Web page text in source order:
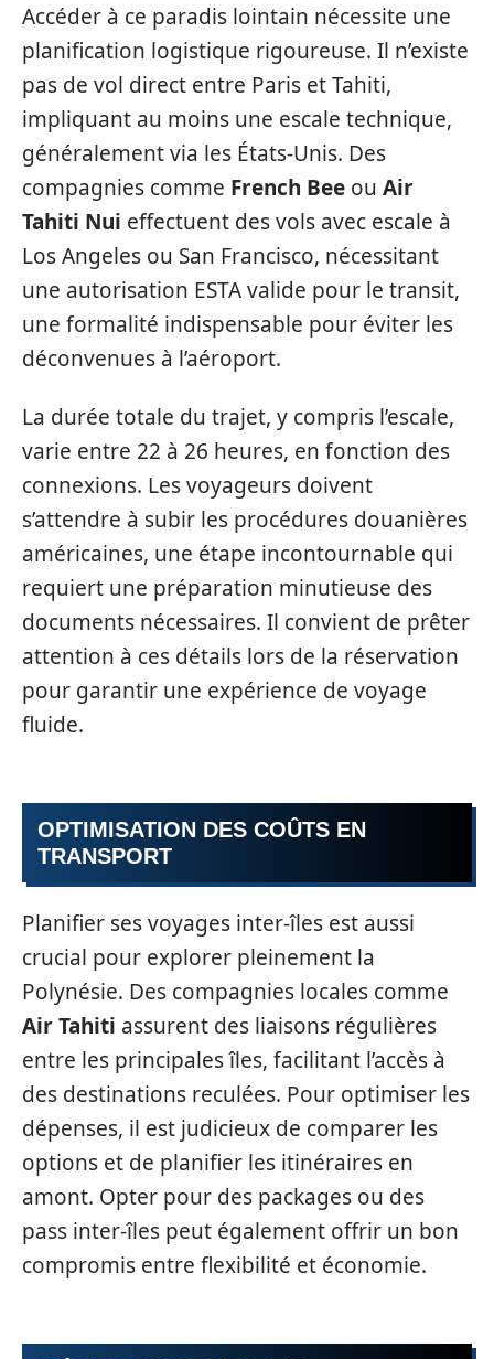
Accéder à ce paradis lointain nécessite une
planification logistique rigoureuse. Il n’existe
pas de vol direct entre Paris et Tahiti,
impliquant au moins une escale technique,
généralement via les États-Unis. Des
compagnies comme French Bee ou Air
Tahiti Nui effectuent des vols avec escale à
Los Angeles ou San Francisco, nécessitant
une autorisation ESTA valide pour le transit,
une formalité indispensable pour éviter les
déconvenues à l’aéroport.
La durée totale du trajet, y compris l’escale,
varie entre 22 à 26 heures, en fonction des
connexions. Les voyageurs doivent
s’attendre à subir les procédures douanières
américaines, une étape incontournable qui
requiert une préparation minutieuse des
documents nécessaires. Il convient de prêter
attention à ces détails lors de la réservation
pour garantir une expérience de voyage
fluide.
OPTIMISATION DES COÛTS EN
TRANSPORT
Planifier ses voyages inter-îles est aussi
crucial pour explorer pleinement la
Polynésie. Des compagnies locales comme
Air Tahiti assurent des liaisons régulières
entre les principales îles, facilitant l’accès à
des destinations reculées. Pour optimiser les
dépenses, il est judicieux de comparer les
options et de planifier les itinéraires en
amont. Opter pour des packages ou des
pass inter-îles peut également offrir un bon
compromis entre flexibilité et économie.